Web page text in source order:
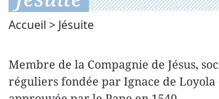
Accueil > Jésuite
Membre de la Compagnie de Jésus,
réguliers fondée par Ignace de Loyola